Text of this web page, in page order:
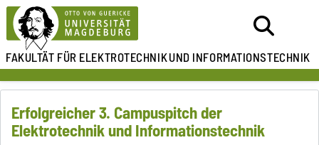
FAKULTÄT FÜR ELEKTROTECHNIKUND INFORMATIONSTECHNIK
Erfolgreicher 3. Campuspitch der
Elektrotechnik und Informationstechnik